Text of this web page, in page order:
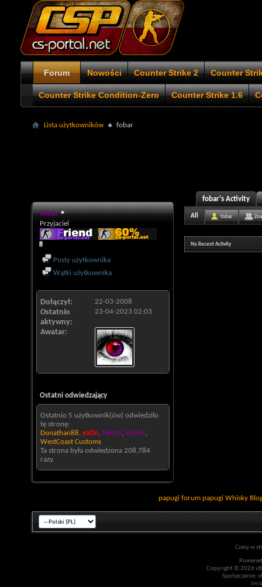
Forum Nowości Counter Strike 2 Counter
Counter Strike Condition-Zero Counter Strike 1.6
Lista użytkowników fobar
fobar
Przyjaciel
Posty użytkownika
Wątki użytkownika
Dołączył 22-03-2008
Ostatnio
aktywny
23-04-2023 02:03
Awatar
Ostatni odwiedzający
Ostatnio 5 użytkownik(ów) odwiedziło
tę stronę:
Donathan88, ex0n, Falcon, Street,
WestCoast Customs
Ta strona była odwiedzona 208,784
razy.
fobar's Activity
All fobar
No Recent Activity
papugi forum papugi Whisky
Czasy w
Copyright © 2026
Spolszczenie: